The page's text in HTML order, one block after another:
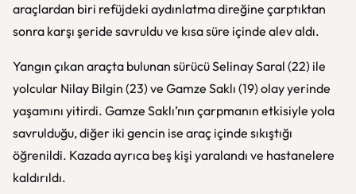
araçlardan biri refüjdeki aydınlatma direğine çarptıktan
sonra karşı şeride savruldu ve kısa süre içinde alev aldı.
Yangın çıkan araçta bulunan sürücü Selinay Saral (22) ile
yolcular Nilay Bilgin (23) ve Gamze Saklı (19) olay yerinde
yaşamını yitirdi. Gamze Saklı’nın çarpmanın etkisiyle yola
savrulduğu, diğer iki gencin ise araç içinde sıkıştığı
öğrenildi. Kazada ayrıca beş kişi yaralandı ve hastanelere
kaldırıldı.